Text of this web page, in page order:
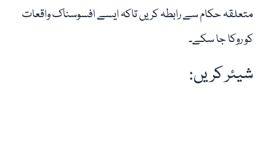
متعلقہ حکام سے رابطہ کریں تاکہ ایسے افسوسناک واقعات
کو روکا جا سکے۔
شیئر کریں: